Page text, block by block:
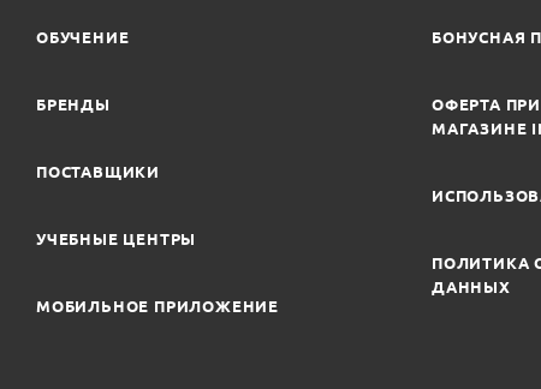
ОБУЧЕНИЕ
БРЕНДЫ
ПОСТАВЩИКИ
УЧЕБНЫЕ ЦЕНТРЫ
МОБИЛЬНОЕ ПРИЛОЖЕНИЕ
БОНУСНАЯ
ОФЕРТА
МАГАЗИНЕ
ПОЛИТИКА
ДАННЫХ